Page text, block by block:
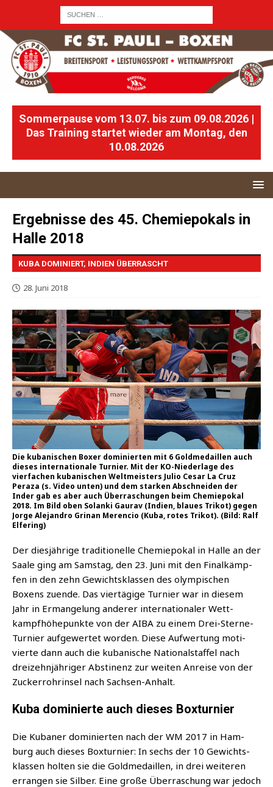
Sommerpause vom 13.07. bis zum 09.08.2026 |
Das Training startet wieder am Montag, den
10.08.2026
Ergebnisse des 45. Chemiepokals in
Halle 2018
KUBA DOMINIERT, INDIEN ÜBERRASCHT
28. Juni 2018
Die kubanischen Boxer dominierten mit 6 Goldmedaillen auch
dieses internationale Turnier. Mit der KO-Niederlage des
vierfachen kubanischen Weltmeisters Julio Cesar La Cruz
Peraza (s. Video unten) und dem starken Abschneiden der
Inder gab es aber auch Überraschungen beim Chemiepokal
2018. Im Bild oben Solanki Gaurav (Indien, blaues Trikot) gegen
Jorge Alejandro Grinan Merencio (Kuba, rotes Trikot). (Bild: Ralf
Elfering)
Der dies­jäh­ri­ge tra­di­tio­nel­le Che­mie­po­kal in Hal­le an der
Saa­le ging am Sams­tag, den 23. Juni mit den Final­kämp­
fen in den zehn Gewichts­klas­sen des olym­pi­schen
Boxens zuen­de. Das vier­tä­gi­ge Tur­nier war in die­sem
Jahr in Erman­ge­lung ande­rer inter­na­tio­na­ler Wett­
kampf­hö­he­punk­te von der AIBA zu einem Drei-Ster­ne-
Tur­nier auf­ge­wer­tet wor­den. Die­se Auf­wer­tung moti­
vier­te dann auch die kuba­ni­sche Natio­nal­staf­fel nach
drei­zehn­jäh­ri­ger Abs­ti­nenz zur wei­ten Anrei­se von der
Zucker­rohr­in­sel nach Sachsen-Anhalt.
Kuba dominierte auch dieses Boxturnier
Die Kuba­ner domi­nier­ten nach der WM 2017 in Ham­
burg auch die­ses Box­tur­nier: In sechs der 10 Gewichts­
klas­sen hol­ten sie die Gold­me­dail­len, in drei wei­te­ren
erran­gen sie Sil­ber. Eine gro­ße Über­ra­schung war jedoch